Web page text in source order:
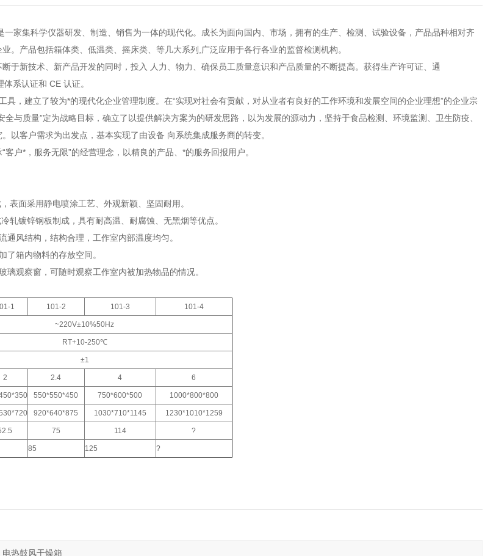
一家集科学仪器研发、制造、销售为一体的现代化。成长为面向国内、市场，拥有的生产、检测、试验设备，产品品种相对齐
。产品包括箱体类、低温类、摇床类、等几大系列,广泛应用于各行各业的监督检测机构。
断于新技术、新产品开发的同时，投入 人力、物力、确保员工质量意识和产品质量的不断提高。获得生产许可证、通
体系认证和 CE 认证。
具，建立了较为*的现代化企业管理制度。在“实现对社会有贡献，对从业者有良好的工作环境和发展空间的企业理想”的企业宗
全与质量”定为战略目标，确立了以提供解决方案为的研发思路，以为发展的源动力，坚持于食品检测、环境监测、卫生防疫、
以客户需求为出发点，基本实现了由设备 向系统集成服务商的转变。
客户*，服务无限”的经营理念，以精良的产品、*的服务回报用户。
表面采用静电喷涂工艺、外观新颖、坚固耐用。
轧镀锌钢板制成，具有耐高温、耐腐蚀、无黑烟等优点。
通风结构，结构合理，工作室内部温度均匀。
了箱内物料的存放空间。
璃观察窗，可随时观察工作室内被加热物品的情况。
1 101-2 101-3 101-4
~220V±10%50Hz
RT+10-250℃
±1
2 2.4 4 6
550*550*450 750*600*500 1000*800*800
920*640*875 1030*710*1145 1230*1010*1259
75 114 ?
85 125 ?